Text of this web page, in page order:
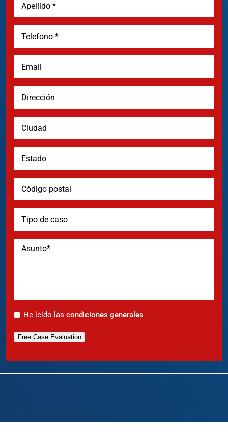
* He leído las condiciones generales
Free Case Evaluation